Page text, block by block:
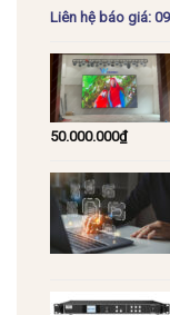
Liên hệ báo giá:
50.000.000₫